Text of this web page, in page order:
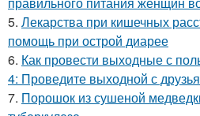
5. Лекарства при кишечных
помощь при острой диарее
6. Как провести выходные с
4: Проведите выходной с
7. Порошок из сушеной